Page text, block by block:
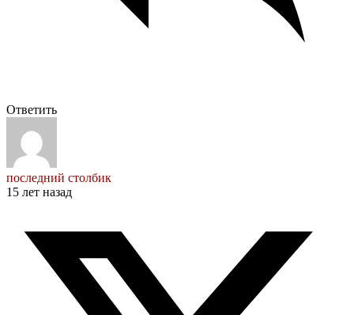
Ответить
последний столбик
15 лет назад